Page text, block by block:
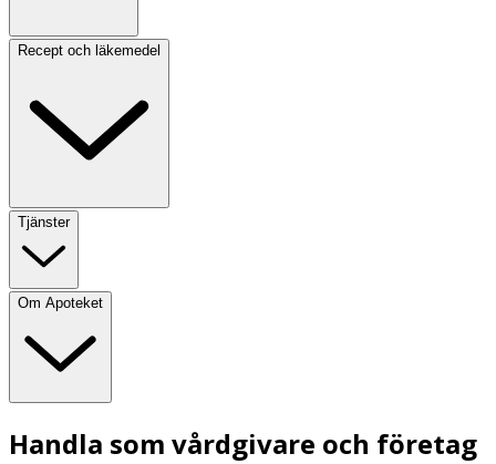
Recept och läkemedel
Tjänster
Om Apoteket
Handla som vårdgivare och företag